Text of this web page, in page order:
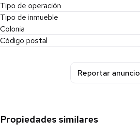
Tipo de operación
Tipo de inmueble
Colonia
Código postal
Reportar anuncio
Propiedades similares